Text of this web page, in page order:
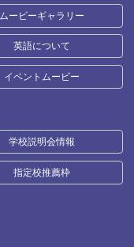
ムービーギャラリー
英語について
イベントムービー
学校説明会情報
指定校推薦枠